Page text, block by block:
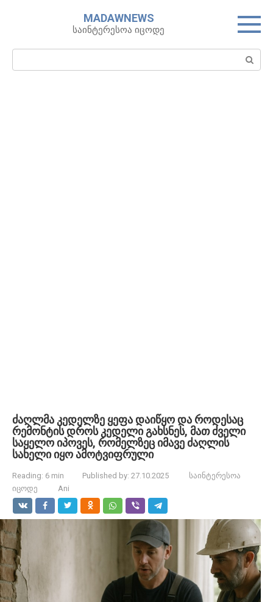
MADAWNEWS
საინტერესოა იცოდე
Search:
ძაღლმა კედელზე ყეფა დაიწყო და როდესაც
რემონტის დროს კედელი გახსნეს, მათ ძველი
საყელო იპოვეს, რომელზეც იმავე ძაღლის
სახელი იყო ამოტვიფრული
Reading: 6 min Published by: 27.10.2025
საინტერესოა
იცოდე
Ani